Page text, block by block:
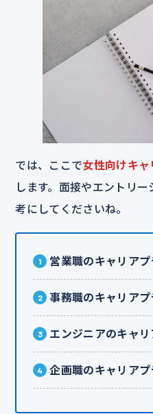
では、ここで女性向けキ
します。面接やエントリ
考にしてくださいね。
営業職のキャリアプ
事務職のキャリアプ
エンジニアのキャリ
企画職のキャリアプ